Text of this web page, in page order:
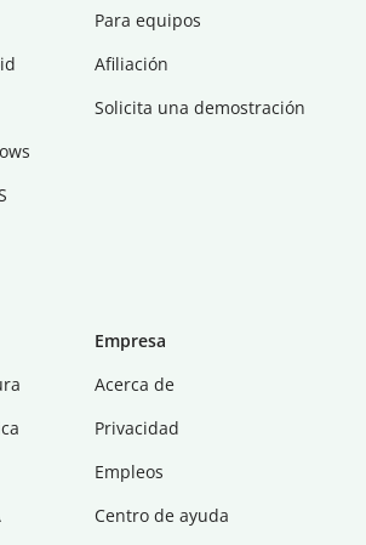
Para equipos
Afiliación
Solicita una demostración
Empresa
Acerca de
Privacidad
Empleos
Centro de ayuda